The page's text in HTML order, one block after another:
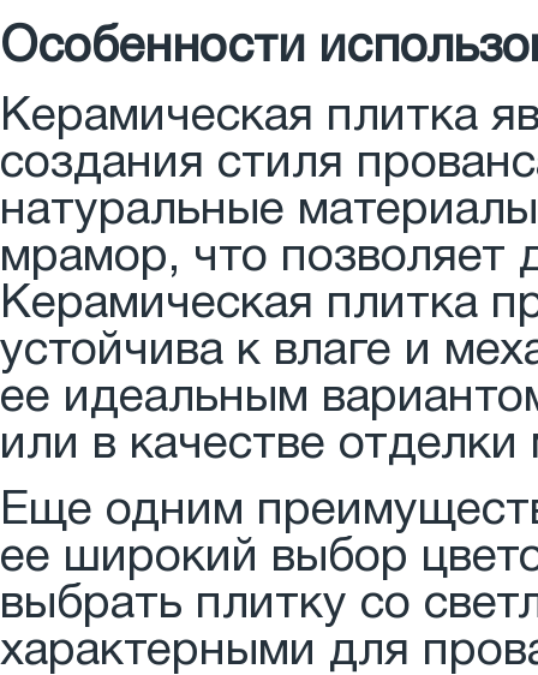
Особенности
Керамическая плитка
создания стиля
натуральные
мрамор, что позволяет
Керамическая плитка
устойчива к влаге и
ее идеальным
или в качестве отделки
Еще одним
ее широкий выбор
выбрать плитку со
характерными для